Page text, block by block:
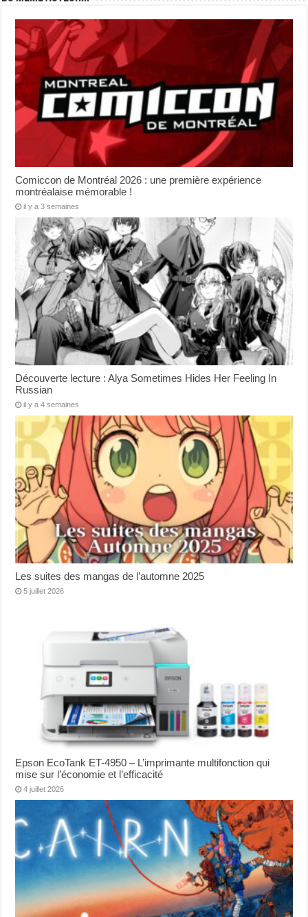
Comiccon de Montréal 2026 : une première expérience
montréalaise mémorable !
il y a 3 semaines
Découverte lecture : Alya Sometimes Hides Her Feeling In
Russian
il y a 4 semaines
Les suites des mangas de l’automne 2025
5 juillet 2026
Epson EcoTank ET-4950 – L’imprimante multifonction qui
mise sur l’économie et l’efficacité
4 juillet 2026